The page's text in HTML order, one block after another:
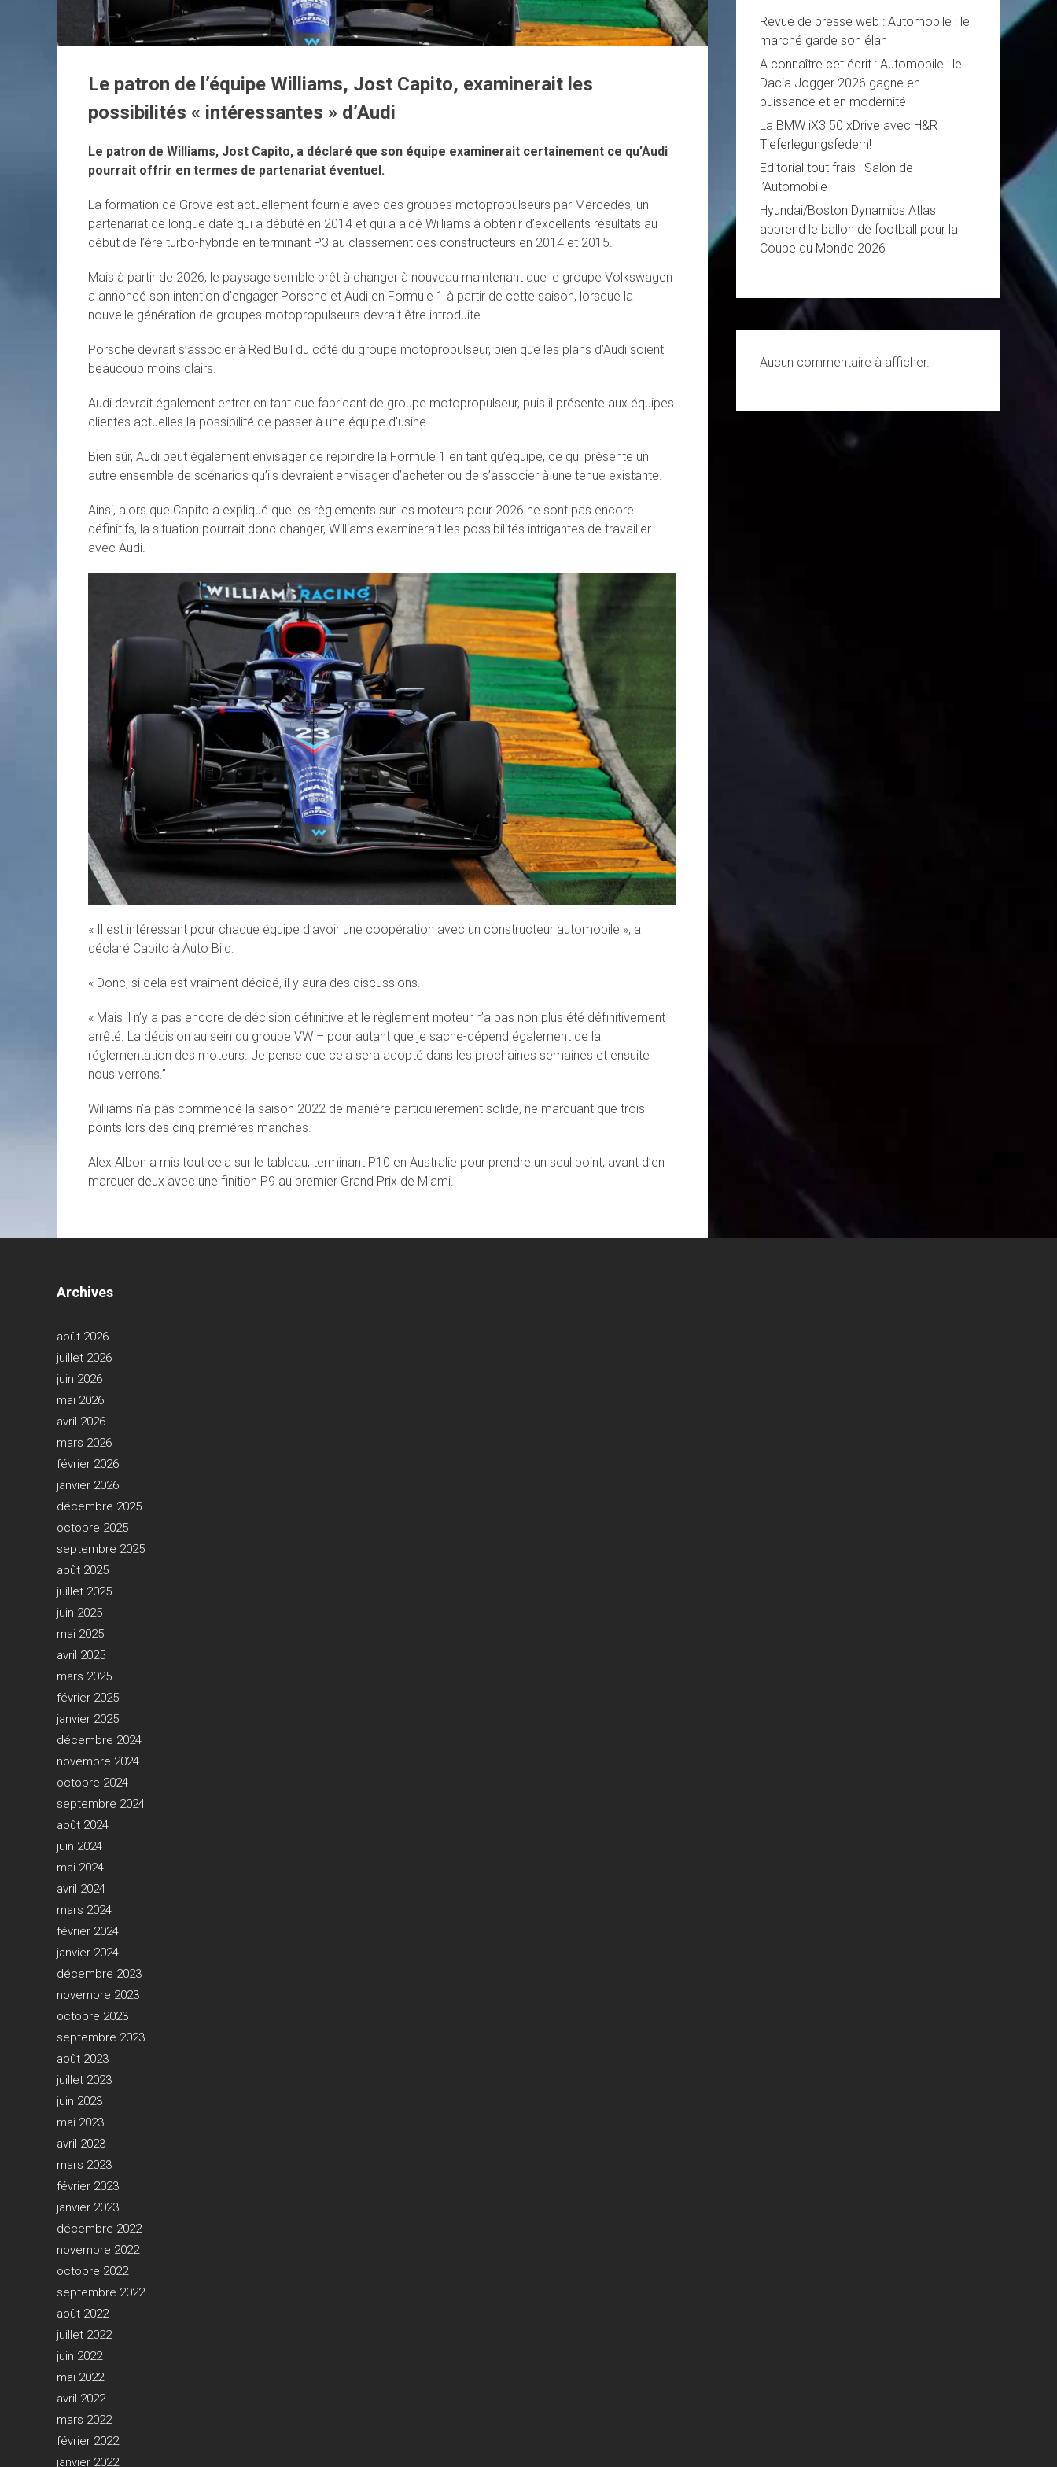
Le patron de l’équipe Williams, Jost Capito, examinerait les
possibilités « intéressantes » d’Audi
Le patron de Williams, Jost Capito, a déclaré que son équipe examinerait certainement ce qu’Audi
pourrait offrir en termes de partenariat éventuel.
La formation de Grove est actuellement fournie avec des groupes motopropulseurs par Mercedes, un
partenariat de longue date qui a débuté en 2014 et qui a aidé Williams à obtenir d’excellents résultats au
début de l’ère turbo-hybride en terminant P3 au classement des constructeurs en 2014 et 2015.
Mais à partir de 2026, le paysage semble prêt à changer à nouveau maintenant que le groupe Volkswagen
a annoncé son intention d’engager Porsche et Audi en Formule 1 à partir de cette saison, lorsque la
nouvelle génération de groupes motopropulseurs devrait être introduite.
Porsche devrait s’associer à Red Bull du côté du groupe motopropulseur, bien que les plans d’Audi soient
beaucoup moins clairs.
Audi devrait également entrer en tant que fabricant de groupe motopropulseur, puis il présente aux équipes
clientes actuelles la possibilité de passer à une équipe d’usine.
Bien sûr, Audi peut également envisager de rejoindre la Formule 1 en tant qu’équipe, ce qui présente un
autre ensemble de scénarios qu’ils devraient envisager d’acheter ou de s’associer à une tenue existante.
Ainsi, alors que Capito a expliqué que les règlements sur les moteurs pour 2026 ne sont pas encore
définitifs, la situation pourrait donc changer, Williams examinerait les possibilités intrigantes de travailler
avec Audi.
« Il est intéressant pour chaque équipe d’avoir une coopération avec un constructeur automobile », a
déclaré Capito à Auto Bild.
« Donc, si cela est vraiment décidé, il y aura des discussions.
« Mais il n’y a pas encore de décision définitive et le règlement moteur n’a pas non plus été définitivement
arrêté. La décision au sein du groupe VW – pour autant que je sache-dépend également de la
réglementation des moteurs. Je pense que cela sera adopté dans les prochaines semaines et ensuite
nous verrons.”
Williams n’a pas commencé la saison 2022 de manière particulièrement solide, ne marquant que trois
points lors des cinq premières manches.
Alex Albon a mis tout cela sur le tableau, terminant P10 en Australie pour prendre un seul point, avant d’en
marquer deux avec une finition P9 au premier Grand Prix de Miami.
Revue de presse web : Automobile : le
marché garde son élan
A connaître cet écrit : Automobile : le
Dacia Jogger 2026 gagne en
puissance et en modernité
La BMW iX3 50 xDrive avec H&R
Tieferlegungsfedern!
Editorial tout frais : Salon de
l’Automobile
Hyundai/Boston Dynamics Atlas
apprend le ballon de football pour la
Coupe du Monde 2026
Aucun commentaire à afficher.
Archives
août 2026
juillet 2026
juin 2026
mai 2026
avril 2026
mars 2026
février 2026
janvier 2026
décembre 2025
octobre 2025
septembre 2025
août 2025
juillet 2025
juin 2025
mai 2025
avril 2025
mars 2025
février 2025
janvier 2025
décembre 2024
novembre 2024
octobre 2024
septembre 2024
août 2024
juin 2024
mai 2024
avril 2024
mars 2024
février 2024
janvier 2024
décembre 2023
novembre 2023
octobre 2023
septembre 2023
août 2023
juillet 2023
juin 2023
mai 2023
avril 2023
mars 2023
février 2023
janvier 2023
décembre 2022
novembre 2022
octobre 2022
septembre 2022
août 2022
juillet 2022
juin 2022
mai 2022
avril 2022
mars 2022
février 2022
janvier 2022